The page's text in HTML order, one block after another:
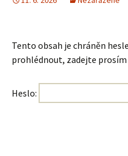
Tento obsah je chráněn
prohlédnout, zadejte prosím
Heslo: